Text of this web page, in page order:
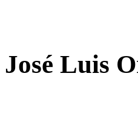
José Luis